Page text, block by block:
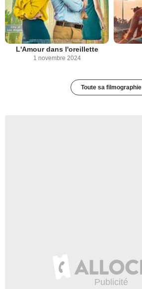
L'Amour dans l'oreillette
1 novembre 2024
Toute sa filmographie